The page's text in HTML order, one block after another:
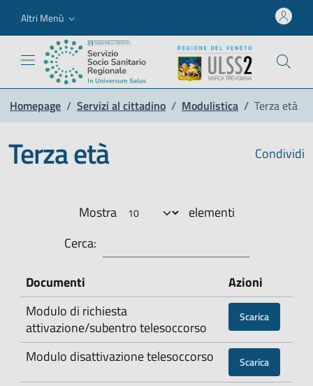
Altri Menù
Homepage / Servizi al cittadino / Modulistica / Terza età
Condividi
Terza età
Mostra
elementi
Cerca:
Documenti
Azioni
Modulo di richiesta
attivazione/subentro telesoccorso
Scarica
Modulo disattivazione telesoccorso Scarica